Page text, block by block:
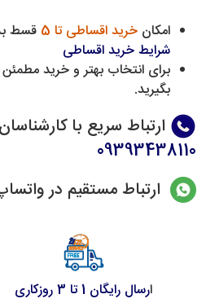
امکان خرید اقساطی تا 5 قسط
شرایط خرید اقساطی
برای انتخاب بهتر و خرید
بگیرید.
ارتباط سریع با
09393438110
ارتباط مستقیم در
ارسال رایگان 1 تا 3 روزکاری